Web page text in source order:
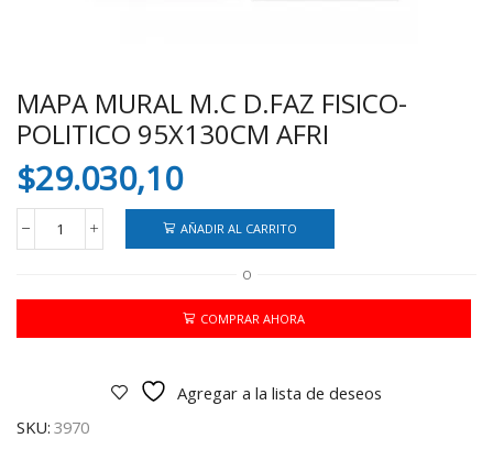
MAPA MURAL M.C D.FAZ FISICO-
POLITICO 95X130CM AFRI
$29.030,10
MAPA
MURAL
D.FAZ
POLITICO
cantidad
AÑADIR AL CARRITO
O
COMPRAR AHORA
Agregar a la lista de deseos
SKU: 3970